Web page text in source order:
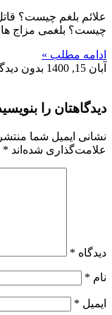
علائم بلغم چیست؟
چیست؟ بلغمی مزاج ها
ادامه مطلب »
آبان 15, 1400
بدون
دیدگاهتان را
نشانی ایمیل شما
علامت‌گذاری شده‌اند *
دیدگاه *
نام *
ایمیل *